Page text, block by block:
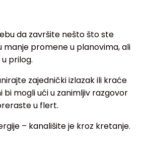
da završite nešto što ste
manje promene u planovima, ali
prilog.
zajednički izlazak ili kraće
bi mogli ući u zanimljiv razgovor
u flert.
– kanališite je kroz kretanje.